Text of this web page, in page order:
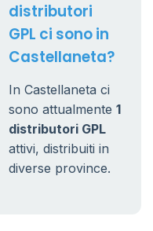
distributori
GPL ci sono in
Castellaneta?
In Castellaneta ci
sono attualmente 1
distributori GPL
attivi, distribuiti in
diverse province.